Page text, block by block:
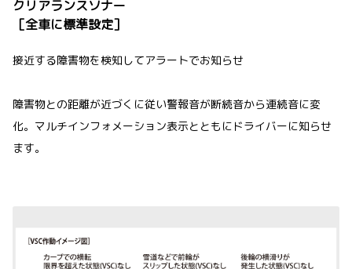
クリアランスソナー
［全車に標準設定］
接近する障害物を検知してアラートでお知らせ
障害物との距離が近づくに従い警報音が断続音から連続音に変
化。マルチインフォメーション表示とともにドライバーに知らせ
ます。